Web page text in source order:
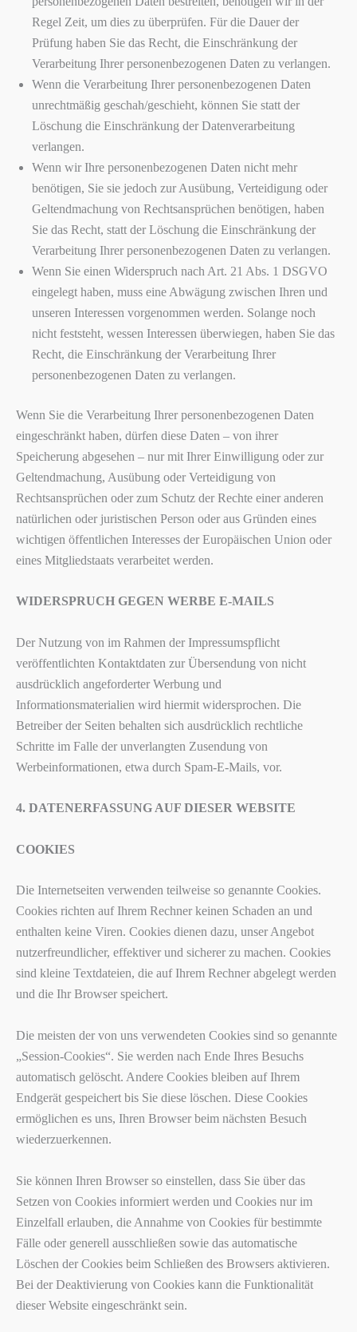
Regel Zeit, um dies zu überprüfen. Für die Dauer der
Prüfung haben Sie das Recht, die Einschränkung der
Verarbeitung Ihrer personenbezogenen Daten zu verlangen.
Wenn die Verarbeitung Ihrer personenbezogenen Daten
unrechtmäßig geschah/geschieht, können Sie statt der
Löschung die Einschränkung der Datenverarbeitung
verlangen.
Wenn wir Ihre personenbezogenen Daten nicht mehr
benötigen, Sie sie jedoch zur Ausübung, Verteidigung oder
Geltendmachung von Rechtsansprüchen benötigen, haben
Sie das Recht, statt der Löschung die Einschränkung der
Verarbeitung Ihrer personenbezogenen Daten zu verlangen.
Wenn Sie einen Widerspruch nach Art. 21 Abs. 1 DSGVO
eingelegt haben, muss eine Abwägung zwischen Ihren und
unseren Interessen vorgenommen werden. Solange noch
nicht feststeht, wessen Interessen überwiegen, haben Sie das
Recht, die Einschränkung der Verarbeitung Ihrer
personenbezogenen Daten zu verlangen.
Wenn Sie die Verarbeitung Ihrer personenbezogenen Daten
eingeschränkt haben, dürfen diese Daten – von ihrer
Speicherung abgesehen – nur mit Ihrer Einwilligung oder zur
Geltendmachung, Ausübung oder Verteidigung von
Rechtsansprüchen oder zum Schutz der Rechte einer anderen
natürlichen oder juristischen Person oder aus Gründen eines
wichtigen öffentlichen Interesses der Europäischen Union oder
eines Mitgliedstaats verarbeitet werden.
WIDERSPRUCH GEGEN WERBE E-MAILS
Der Nutzung von im Rahmen der Impressumspflicht
veröffentlichten Kontaktdaten zur Übersendung von nicht
ausdrücklich angeforderter Werbung und
Informationsmaterialien wird hiermit widersprochen. Die
Betreiber der Seiten behalten sich ausdrücklich rechtliche
Schritte im Falle der unverlangten Zusendung von
Werbeinformationen, etwa durch Spam-E-Mails, vor.
4. DATENERFASSUNG AUF DIESER WEBSITE
COOKIES
Die Internetseiten verwenden teilweise so genannte Cookies.
Cookies richten auf Ihrem Rechner keinen Schaden an und
enthalten keine Viren. Cookies dienen dazu, unser Angebot
nutzerfreundlicher, effektiver und sicherer zu machen. Cookies
sind kleine Textdateien, die auf Ihrem Rechner abgelegt werden
und die Ihr Browser speichert.
Die meisten der von uns verwendeten Cookies sind so genannte
„Session-Cookies“. Sie werden nach Ende Ihres Besuchs
automatisch gelöscht. Andere Cookies bleiben auf Ihrem
Endgerät gespeichert bis Sie diese löschen. Diese Cookies
ermöglichen es uns, Ihren Browser beim nächsten Besuch
wiederzuerkennen.
Sie können Ihren Browser so einstellen, dass Sie über das
Setzen von Cookies informiert werden und Cookies nur im
Einzelfall erlauben, die Annahme von Cookies für bestimmte
Fälle oder generell ausschließen sowie das automatische
Löschen der Cookies beim Schließen des Browsers aktivieren.
Bei der Deaktivierung von Cookies kann die Funktionalität
dieser Website eingeschränkt sein.